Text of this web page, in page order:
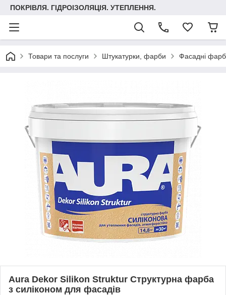
ПОКРІВЛЯ. ГІДРОІЗОЛЯЦІЯ. УТЕПЛЕННЯ.
Товари та послуги Штукатурки, фарби Фасадні
Aura Dekor Silikon Struktur Структурна фарба
з силіконом для фасадів